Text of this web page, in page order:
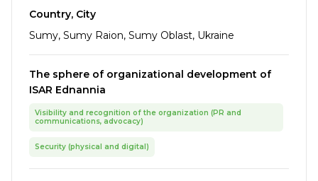
Country, City
Sumy, Sumy Raion, Sumy Oblast, Ukraine
The sphere of organizational development of
ISAR Ednannia
Visibility and recognition of the organization (PR and
communications, advocacy)
Security (physical and digital)